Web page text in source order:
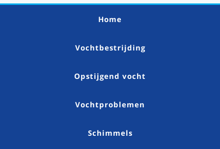
Home
Vochtbestrijding
Opstijgend vocht
Vochtproblemen
Schimmels